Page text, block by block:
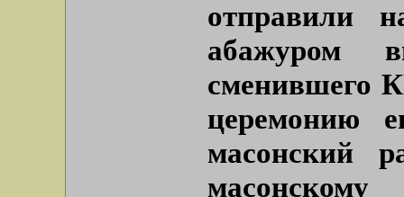
отправили
сменившего
церемонию
масонский